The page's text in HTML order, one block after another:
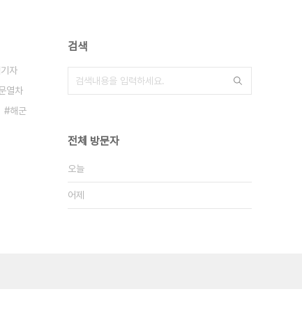
자
열차
해군
검색
전체 방문자
오늘
어제